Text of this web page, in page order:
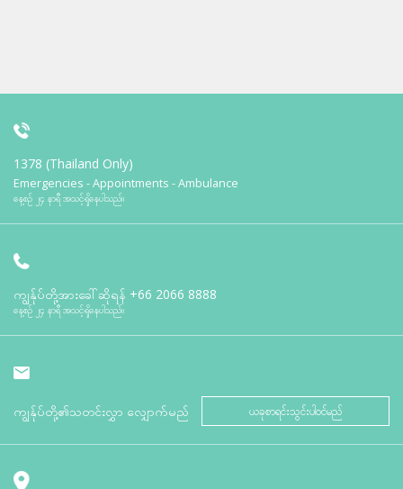
1378 (Thailand Only)
Emergencies - Appointments - Ambulance
နေ့စဉ် ၂၄ နာရီ အသင့်ရှိနေပါသည်။
ကျွန်ုပ်တို့အားခေါ်ဆိုရန် +66 2066 8888
နေ့စဉ် ၂၄ နာရီ အသင့်ရှိနေပါသည်။
ကျွန်ုပ်တို့၏သတင်းလွှာ လျှောက်မည် ယခုစာရင်းသွင်းပါဝင်မည်